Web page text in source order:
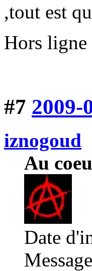
,tout est
Hors ligne
#7 2009-
iznogoud
Au
Date